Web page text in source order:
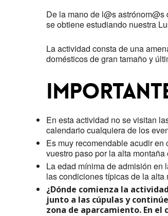
De la mano de l@s
se obtiene estudiando nuestra
La actividad consta de una
domésticos de gran tamaño y
En esta actividad no se visitan
calendario cualquiera de los
Es muy recomendable acudir
vuestro paso por la alta
La edad mínima de admisión en
las condiciones típicas de la
¿Dónde comienza la
junto a las cúpulas y
zona de aparcamiento. En el